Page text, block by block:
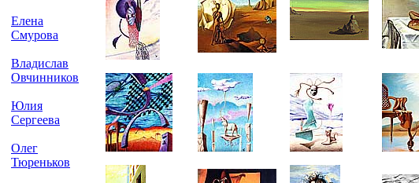
Елена
Смурова
Владислав
Овчинников
Юлия
Сергеева
Олег
Тюреньков